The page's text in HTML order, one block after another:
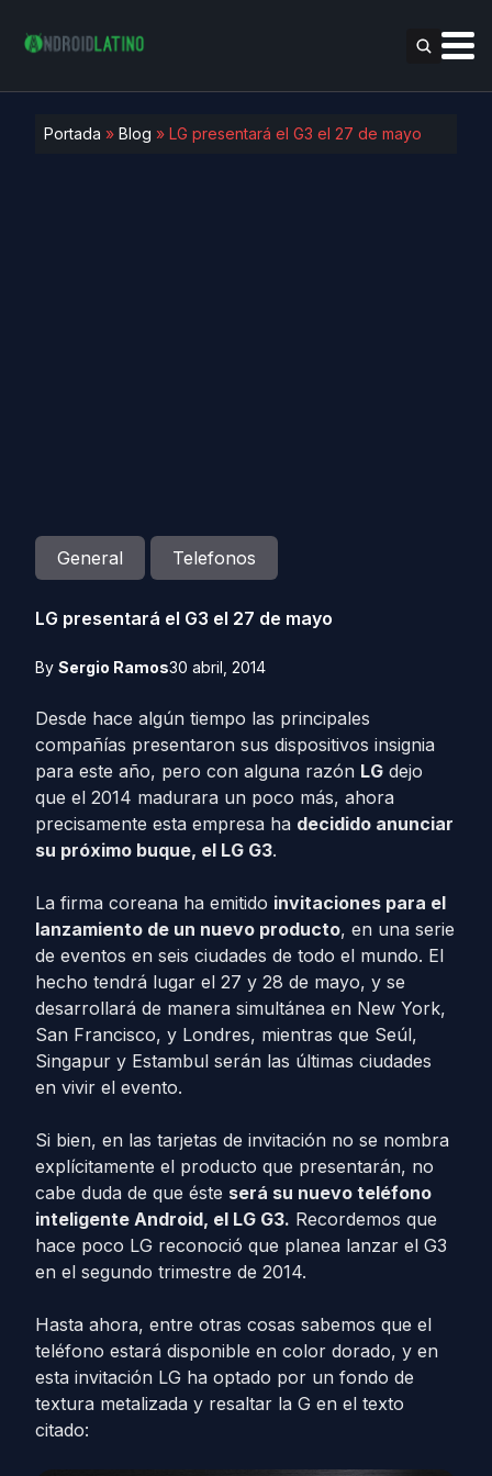
Portada » Blog » LG presentará el G3 el 27 de mayo
General Telefonos
LG presentará el G3 el 27 de mayo
By Sergio Ramos30 abril, 2014
Desde hace algún tiempo las principales
compañías presentaron sus dispositivos insignia
para este año, pero con alguna razón LG dejo
que el 2014 madurara un poco más, ahora
precisamente esta empresa ha decidido anunciar
su próximo buque, el LG G3.
La firma coreana ha emitido invitaciones para el
lanzamiento de un nuevo producto, en una serie
de eventos en seis ciudades de todo el mundo. El
hecho tendrá lugar el 27 y 28 de mayo, y se
desarrollará de manera simultánea en New York,
San Francisco, y Londres, mientras que Seúl,
Singapur y Estambul serán las últimas ciudades
en vivir el evento.
Si bien, en las tarjetas de invitación no se nombra
explícitamente el producto que presentarán, no
cabe duda de que éste será su nuevo teléfono
inteligente Android, el LG G3. Recordemos que
hace poco LG reconoció que planea lanzar el G3
en el segundo trimestre de 2014.
Hasta ahora, entre otras cosas sabemos que el
teléfono estará disponible en color dorado, y en
esta invitación LG ha optado por un fondo de
textura metalizada y resaltar la G en el texto
citado: